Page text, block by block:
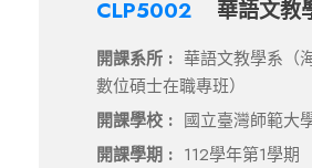
CLP5002 華語文教
開課系所 : 華語文教學系（
數位碩士在職專班）
開課學校 : 國立臺灣師範大
開課學期 : 112學年第1學期